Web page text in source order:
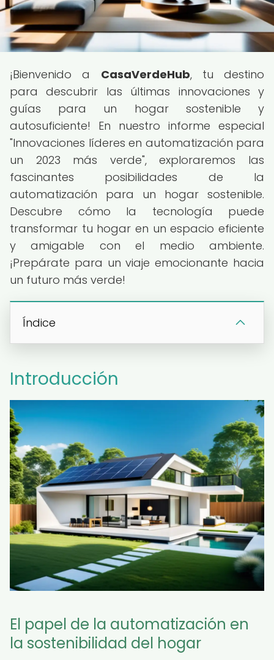
¡Bienvenido a CasaVerdeHub, tu destino
para descubrir las últimas innovaciones y
guías para un hogar sostenible y
autosuficiente! En nuestro informe especial
"Innovaciones líderes en automatización para
un 2023 más verde", exploraremos las
fascinantes posibilidades de la
automatización para un hogar sostenible.
Descubre cómo la tecnología puede
transformar tu hogar en un espacio eficiente
y amigable con el medio ambiente.
¡Prepárate para un viaje emocionante hacia
un futuro más verde!
Índice
Introducción
El papel de la automatización en
la sostenibilidad del hogar